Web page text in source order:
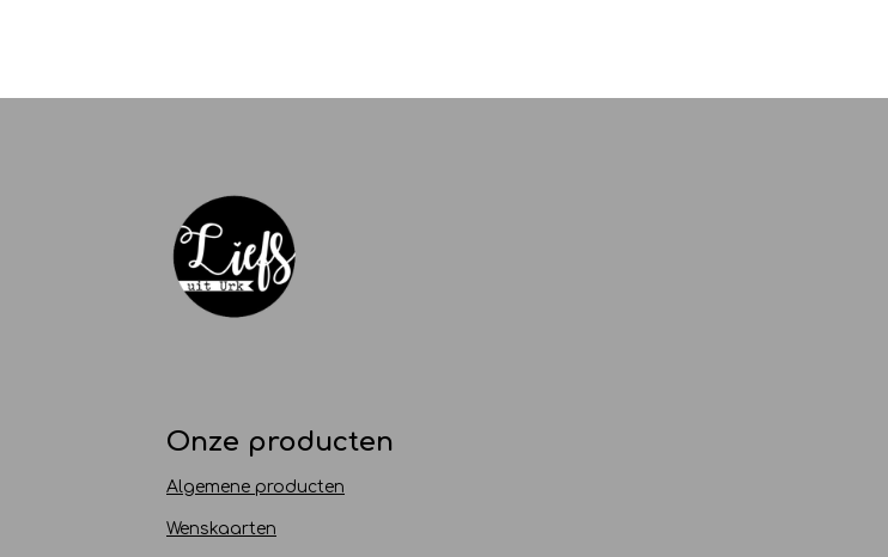
Onze producten
Algemene producten
Wenskaarten